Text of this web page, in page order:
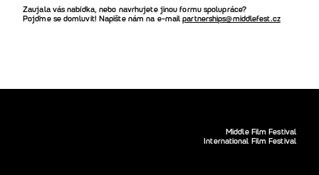
Zaujala vás nabídka, nebo navrhujete jinou formu spolupráce?
Pojďme se domluvit! Napište nám na e-mailpartnerships@middlefest.cz
Middle Film Festival
International Film Festival